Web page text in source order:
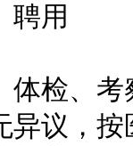
用
检、考
异议，